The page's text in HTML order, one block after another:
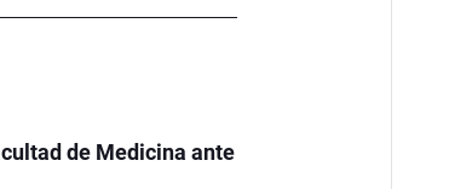
de Medicina ante